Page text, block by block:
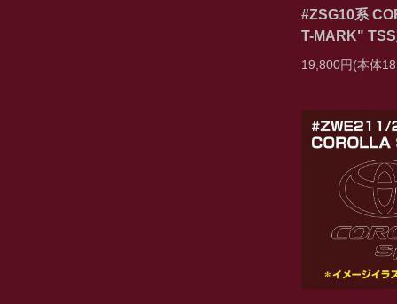
#ZSG10系
T-MARK"
19,800円(本体